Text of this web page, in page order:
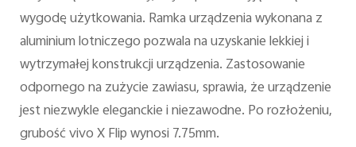
wygodę użytkowania. Ramka urządzenia wykonana z
aluminium lotniczego pozwala na uzyskanie lekkiej i
wytrzymałej konstrukcji urządzenia. Zastosowanie
odpornego na zużycie zawiasu, sprawia, że urządzenie
jest niezwykle eleganckie i niezawodne. Po rozłożeniu,
grubość vivo X Flip wynosi 7.75mm.